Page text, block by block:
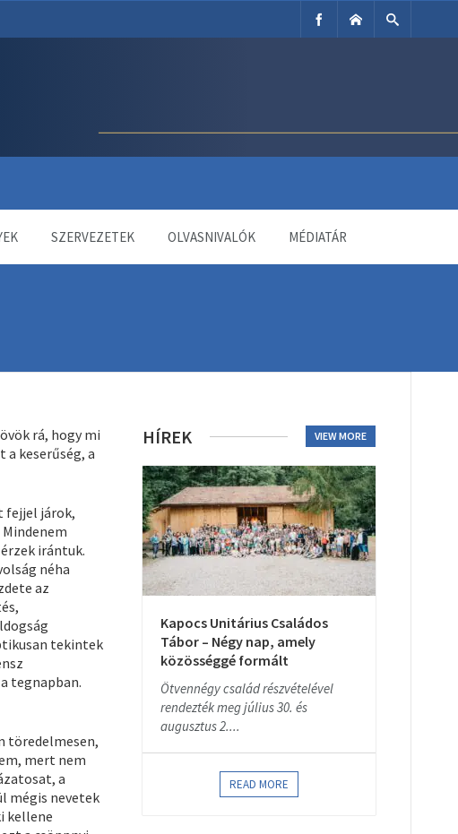
SZERVEZETEK OLVASNIVALÓK MÉDIATÁR
rá, hogy mi
a keserűség, a
fejjel járok,
irántuk.
néha
az
tekintek
tegnapban.
töredelmesen,
mert nem
a
mégis nevetek
kellene
HÍREK VIEW MORE
Kapocs Unitárius Családos
Tábor – Négy nap, amely
közösséggé formált
Ötvennégy család részvételével
rendezték meg július 30. és
augusztus 2....
READ MORE